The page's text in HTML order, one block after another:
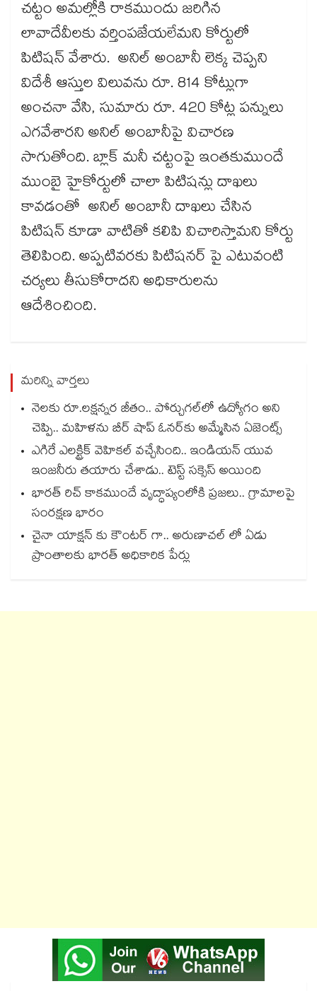
చట్టం అమల్లోకి రాకముందు జరిగిన
లావాదేవీలకు వర్తింపజేయలేమని కోర్టులో
పిటిషన్ వేశారు. అనిల్ అంబానీ లెక్క చెప్పని
విదేశీ ఆస్తుల విలువను రూ. 814 కోట్లుగా
అంచనా వేసి, సుమారు రూ. 420 కోట్ల పన్నులు
ఎగవేశారని అనిల్ అంబానీపై విచారణ
సాగుతోంది. బ్లాక్ మనీ చట్టంపై ఇంతకుముందే
ముంబై హైకోర్టులో చాలా పిటిషన్లు దాఖలు
కావడంతో అనిల్ అంబానీ దాఖలు చేసిన
పిటిషన్ కూడా వాటితో కలిపి విచారిస్తామని కోర్టు
తెలిపింది. అప్పటివరకు పిటిషనర్ పై ఎటువంటి
చర్యలు తీసుకోరాదని అధికారులను
ఆదేశించింది.
మరిన్ని వార్తలు
నెలకు రూ.లక్షన్నర జీతం.. పోర్చుగల్⁭లో ఉద్యోగం అని
చెప్పి.. మహిళను బీర్ షాప్ ఓనర్⁭కు అమ్మేసిన ఏజెంట్స్
ఎగిరే ఎలక్ట్రిక్ వెహికల్ వచ్చేసింది.. ఇండియన్ యువ
ఇంజనీరు తయారు చేశాడు.. టెస్ట్ సక్సెస్ అయింది
భారత్ రిచ్ కాకముందే వృద్ధాప్యంలోకి ప్రజలు.. గ్రామాలపై
సంరక్షణ భారం
చైనా యాక్షన్ కు కౌంటర్ గా.. అరుణాచల్ లో ఏడు
ప్రాంతాలకు భారత్ అధికారిక పేర్లు